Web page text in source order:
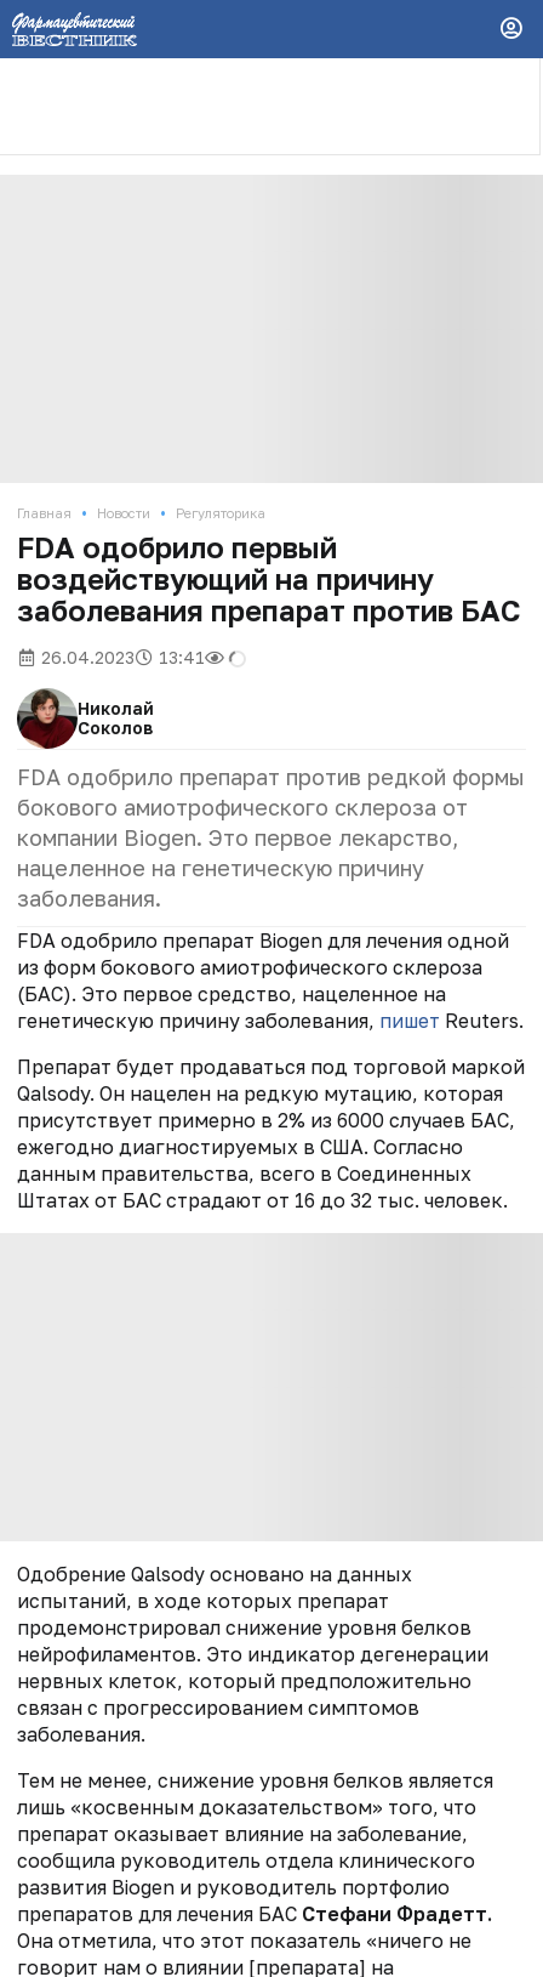
Главная • Новости • Регуляторика
FDA одобрило первый
воздействующий на причину
заболевания препарат против БАС
26.04.2023 13:41
Николай
Соколов
FDA одобрило препарат против редкой формы
бокового амиотрофического склероза от
компании Biogen. Это первое лекарство,
нацеленное на генетическую причину
заболевания.
FDA одобрило препарат Biogen для лечения одной
из форм бокового амиотрофического склероза
(БАС). Это первое средство, нацеленное на
генетическую причину заболевания, пишет Reuters.
Препарат будет продаваться под торговой маркой
Qalsody. Он нацелен на редкую мутацию, которая
присутствует примерно в 2% из 6000 случаев БАС,
ежегодно диагностируемых в США. Согласно
данным правительства, всего в Соединенных
Штатах от БАС страдают от 16 до 32 тыс. человек.
Одобрение Qalsody основано на данных
испытаний, в ходе которых препарат
продемонстрировал снижение уровня белков
нейрофиламентов. Это индикатор дегенерации
нервных клеток, который предположительно
связан с прогрессированием симптомов
заболевания.
Тем не менее, снижение уровня белков является
лишь «косвенным доказательством» того, что
препарат оказывает влияние на заболевание,
сообщила руководитель отдела клинического
развития Biogen и руководитель портфолио
препаратов для лечения БАС Стефани Фрадетт.
Она отметила, что этот показатель «ничего не
говорит нам о влиянии [препарата] на